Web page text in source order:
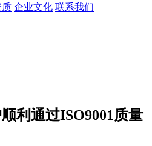
质 企业文化 联系我们
利通过ISO9001质量